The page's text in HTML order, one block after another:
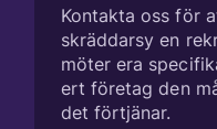
Kontakta oss för
skräddarsy en
möter era
ert företag den
det förtjänar.